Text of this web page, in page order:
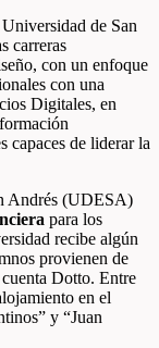
de San
carreras
con un enfoque
con una
Digitales, en
capaces de liderar la
Andrés (UDESA)
para los
recibe algún
provienen de
Dotto. Entre
en el
y “Juan